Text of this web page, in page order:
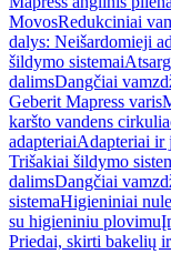
MovosRedukciniai
dalys: Neišardomieji
šildymo sistemai
dalimsDangčiai
Geberit Mapress varis
karšto vandens
adapteriaiAdapteriai ir
Trišakiai šildymo
dalimsDangčiai
sistemaHigieniniai
su higieniniu plovimu
Priedai, skirti bakelių